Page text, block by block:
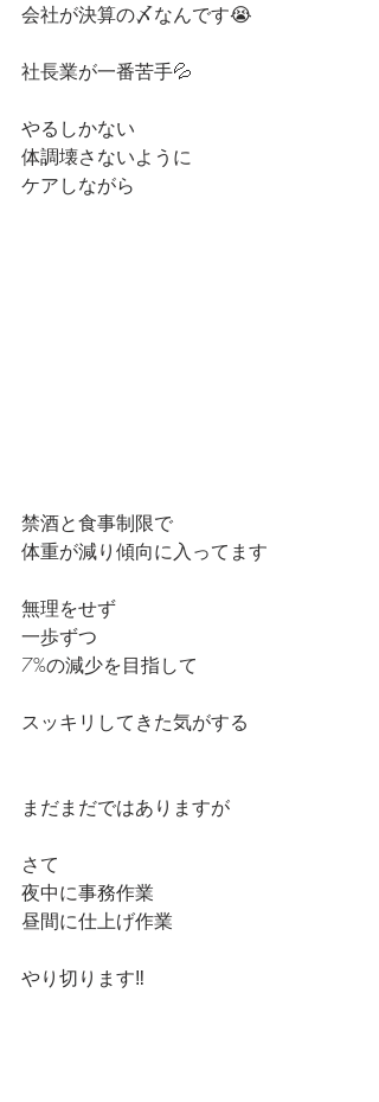
会社が決算の〆なんです😭
社長業が一番苦手💦
やるしかない
体調壊さないように
ケアしながら
禁酒と食事制限で
体重が減り傾向に入ってます
無理をせず
一歩ずつ
7%の減少を目指して
スッキリしてきた気がする
まだまだではありますが
さて
夜中に事務作業
昼間に仕上げ作業
やり切ります‼️